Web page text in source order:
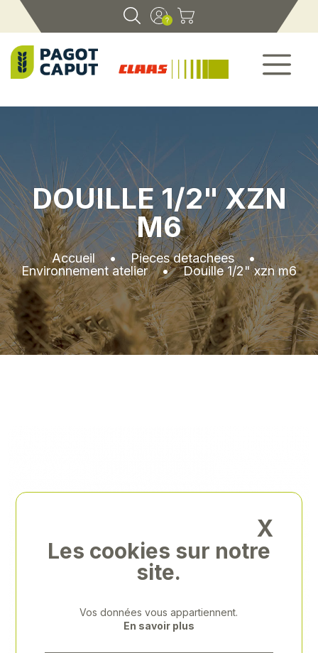
DOUILLE 1/2" XZN
M6
Accueil•Pieces detachees•
Environnement atelier•Douille 1/2" xzn m6
X
Les cookies sur notre
site.
Vos données vous appartiennent.
En savoir plus